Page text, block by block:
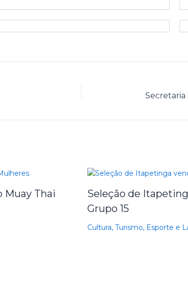
Muay Thai
Seleção de
Grupo 15
Cultura, Turismo, Esporte e